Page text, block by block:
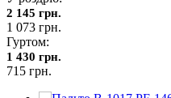
2 145 грн.
1 073 грн.
Гуртом:
1 430 грн.
715 грн.